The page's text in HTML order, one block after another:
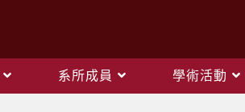
系所成員
學術活動